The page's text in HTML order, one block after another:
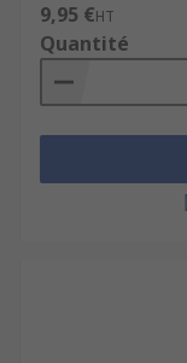
9,95 €HT
Quantité